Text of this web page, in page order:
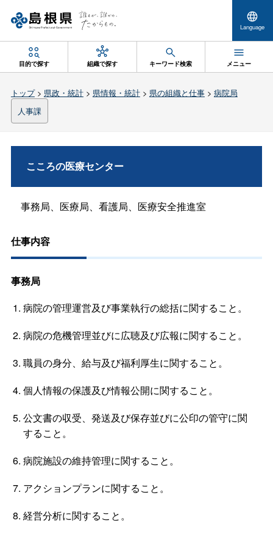
Language
目的で探す 組織で探す キーワード検索 メニュー
トップ> 県政・統計> 県情報・統計> 県の組織と仕事> 病院局
人事課
こころの医療センター
事務局、医療局、看護局、医療安全推進室
仕事内容
事務局
病院の管理運営及び事業執行の総括に関すること。
病院の危機管理並びに広聴及び広報に関すること。
職員の身分、給与及び福利厚生に関すること。
個人情報の保護及び情報公開に関すること。
公文書の収受、発送及び保存並びに公印の管守に関
すること。
病院施設の維持管理に関すること。
アクションプランに関すること。
経営分析に関すること。